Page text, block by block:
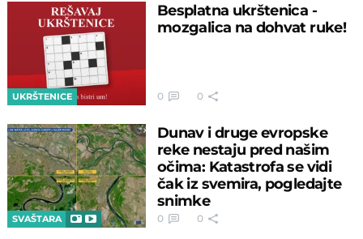
UKRŠTENICE
Besplatna ukrštenica -
mozgalica na dohvat ruke!
0 0
SVAŠTARA
Dunav i druge evropske
reke nestaju pred našim
očima: Katastrofa se vidi
čak iz svemira, pogledajte
snimke
0 0